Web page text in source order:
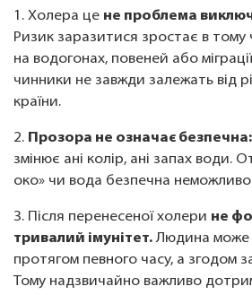
1. Холера це не проблема
Ризик заразитися зростає в тому
на водогонах, повеней або
чинники не завжди залежать від
країни.
2. Прозора не означає безпечна:
змінює ані колір, ані запах води.
око» чи вода безпечна
3. Після перенесеної холери не
тривалий імунітет.Людина може
протягом певного часу, а згодом
Тому надзвичайно важливо